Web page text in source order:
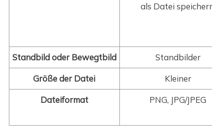
als Datei speichern.
Standbild oder Bewegtbild Standbilder
Größe der Datei Kleiner
Dateiformat PNG, JPG/JPEG